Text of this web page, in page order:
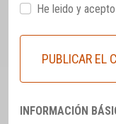
He leido y
INFORMACIÓN